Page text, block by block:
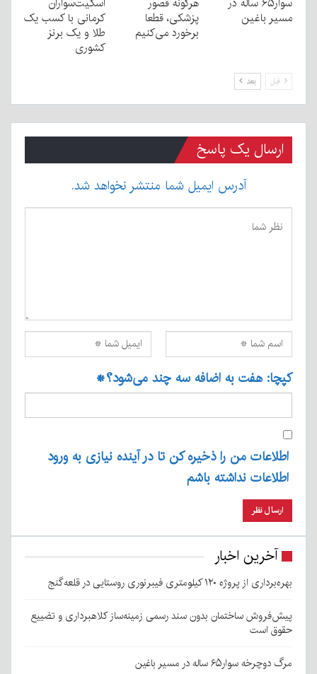
مسیر باغین
پزشکی، قطعا
برخورد می‌کنیم
کرمانی با کسب یک
طلا و یک برنز
کشوری
قبل بعد
ارسال یک پاسخ
آدرس ایمیل شما منتشر نخواهد شد.
کپچا: هفت به اضافه سه چند می‌شود؟*
اطلاعات من را ذخیره کن تا در آینده نیازی به ورود
اطلاعات نداشته باشم
آخرین اخبار
بهره‌برداری از پروژه ۱۲۰ کیلومتری فیبرنوری روستایی در قلعه‌گنج
پیش‌فروش ساختمان بدون سند رسمی زمینه‌ساز کلاهبرداری و تضییع
حقوق است
مرگ دوچرخه سوار۶۵ ساله در مسیر باغین